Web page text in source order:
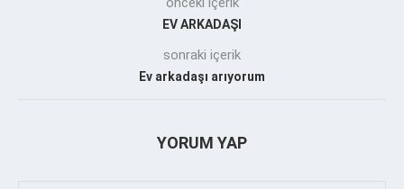
EV ARKADAŞI
sonraki içerik
Ev arkadaşı arıyorum
YORUM YAP